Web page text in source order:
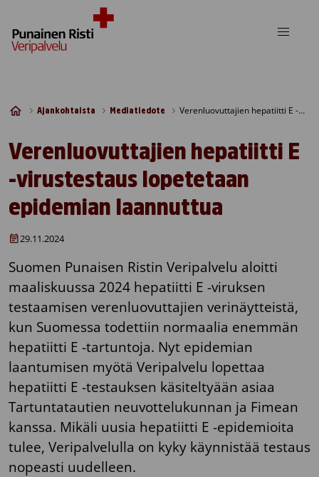
Ajankohtaista Mediatiedote Verenluovuttajien hepatiitti E -virustestaus lopetetaan epidemian laannuttua
Verenluovuttajien hepatiitti E
-virustestaus lopetetaan
epidemian laannuttua
29.11.2024
Suomen Punaisen Ristin Veripalvelu aloitti
maaliskuussa 2024 hepatiitti E -viruksen
testaamisen verenluovuttajien verinäytteistä,
kun Suomessa todettiin normaalia enemmän
hepatiitti E -tartuntoja. Nyt epidemian
laantumisen myötä Veripalvelu lopettaa
hepatiitti E -testauksen käsiteltyään asiaa
Tartuntatautien neuvottelukunnan ja Fimean
kanssa. Mikäli uusia hepatiitti E -epidemioita
tulee, Veripalvelulla on kyky käynnistää testaus
nopeasti uudelleen.